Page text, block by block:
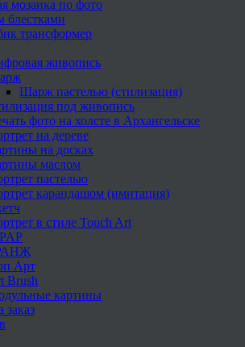
мозаика по фото
блестками
трансформер
живопись
Шарж пастелью (стилизация)
под живопись
фото на холсте в Архангельске
на дереве
на досках
маслом
пастелью
карандашом (имитация)
в стиле Touch Art
Арт
Brush
картины
заказ